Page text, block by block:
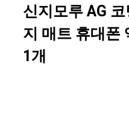
신지모루 AG
지 매트 휴대폰
1개